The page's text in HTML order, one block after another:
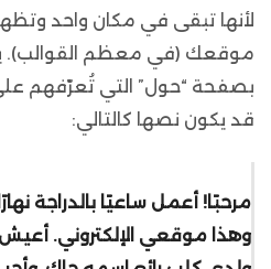
لأنها تبقى في مكان واحد
موقعك (في معظم القوالب).
بصفحة “حول” التي تُعرّفهم
قد يكون نصها كالتالي:
مرحبًا! أعمل ساعيًا بالدراجة
وهذا موقعي الإلكتروني.